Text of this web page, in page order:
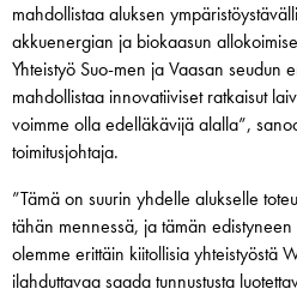
mahdollistaa aluksen
akkuenergian ja biokaasun
Yhteistyö Suo-men ja Vaasan seudun
mahdollistaa innovatiiviset ratkaisut
voimme olla edelläkävijä alalla”,
toimitusjohtaja.
”Tämä on suurin yhdelle alukselle
tähän mennessä, ja tämän
olemme erittäin kiitollisia yhteistyöstä
ilahduttavaa saada tunnustusta